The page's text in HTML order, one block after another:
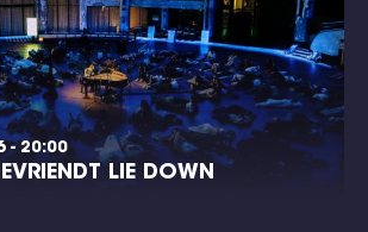
- 20:00
LIE DOWN